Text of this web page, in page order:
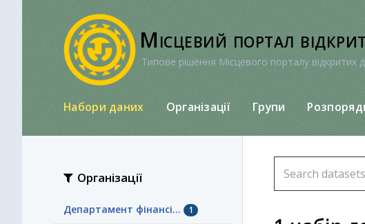
Місцевий портал
Типове рішення Місцевого порталу відкритих
Набори даних Організації Групи
Організації
Департамент фінансі... 1